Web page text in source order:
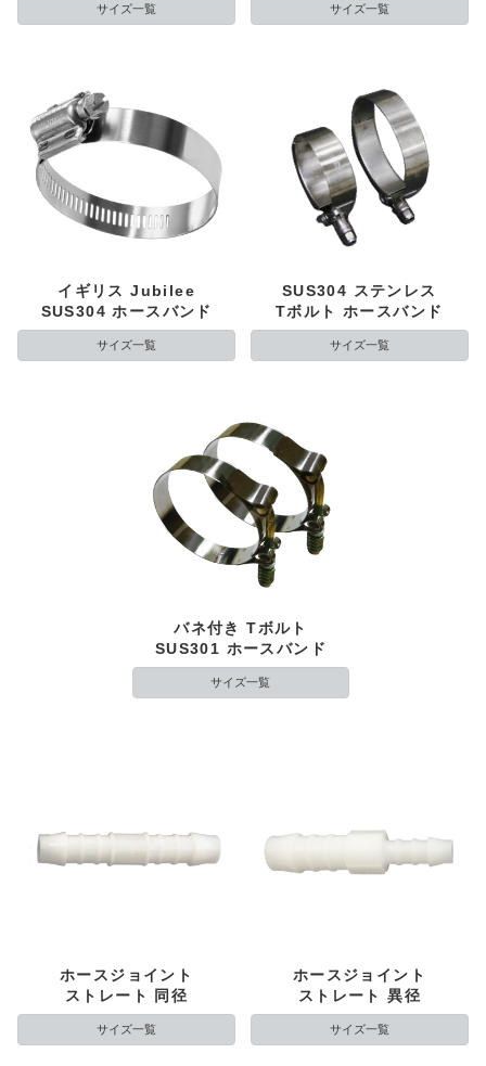
サイズ一覧 サイズ一覧
イギリス Jubilee
SUS304 ホースバンド
サイズ一覧
SUS304 ステンレス
Tボルト ホースバンド
サイズ一覧
バネ付き Tボルト
SUS301 ホースバンド
サイズ一覧
ホースジョイント
ストレート 同径
サイズ一覧
ホースジョイント
ストレート 異径
サイズ一覧